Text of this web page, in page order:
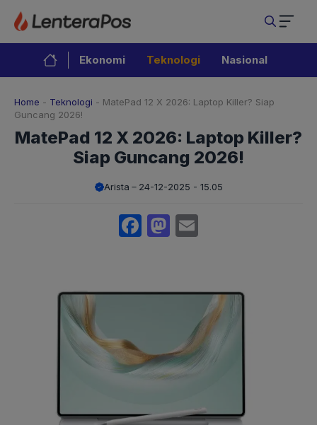
Langsung
isi
Ekonomi Teknologi Nasional
Home - Teknologi - MatePad 12 X 2026: Laptop Killer? Siap
Guncang 2026!
MatePad 12 X 2026: Laptop Killer?
Siap Guncang 2026!
Arista 24-12-2025 - 15.05
Facebook
Mastodon